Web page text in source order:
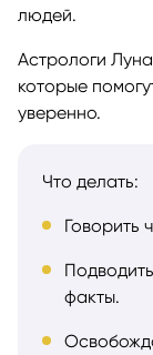
людей.
Астрологи
которые
уверенно.
Что делать:
Говорить
факты.